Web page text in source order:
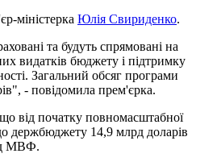
міністерка Юлія Свириденко.
та будуть спрямовані на
видатків бюджету і підтримку
Загальний обсяг програми
- повідомила прем'єрка.
від початку повномасштабної
держбюджету 14,9 млрд доларів
МВФ.